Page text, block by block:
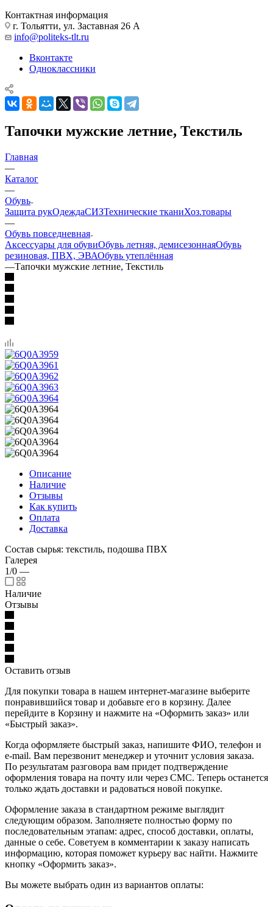
Контактная информация
г. Тольятти, ул. Заставная 26 А
info@politeks-tlt.ru
Вконтакте
Одноклассники
Тапочки мужские летние, Текстиль
Главная
—
Каталог
—
Обувь
Защита рукОдеждаСИЗТехнические тканиХоз.товары
—
Обувь повседневная
Аксессуары для обувиОбувь летняя, демисезоннаяОбувь
резиновая, ПВХ, ЭВАОбувь утеплённая
—Тапочки мужские летние, Текстиль
Описание
Наличие
Отзывы
Как купить
Оплата
Доставка
Состав сырья: текстиль, подошва ПВХ
Галерея
1/0 —
Наличие
Отзывы
Оставить отзыв
Для покупки товара в нашем интернет-магазине выберите
понравившийся товар и добавьте его в корзину. Далее
перейдите в Корзину и нажмите на «Оформить заказ» или
«Быстрый заказ».
Когда оформляете быстрый заказ, напишите ФИО, телефон и
e-mail. Вам перезвонит менеджер и уточнит условия заказа.
По результатам разговора вам придет подтверждение
оформления товара на почту или через СМС. Теперь останется
только ждать доставки и радоваться новой покупке.
Оформление заказа в стандартном режиме выглядит
следующим образом. Заполняете полностью форму по
последовательным этапам: адрес, способ доставки, оплаты,
данные о себе. Советуем в комментарии к заказу написать
информацию, которая поможет курьеру вас найти. Нажмите
кнопку «Оформить заказ».
Вы можете выбрать один из вариантов оплаты: